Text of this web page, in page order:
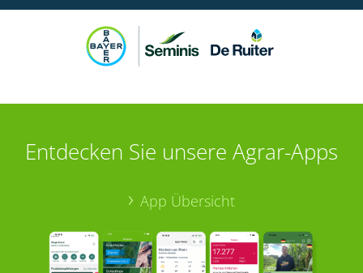
Entdecken Sie unsere Agrar-Apps
App Übersicht